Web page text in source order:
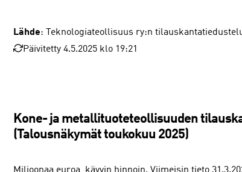
Lähde: Teknologiateollisuus ry:n
Päivitetty 4.5.2025 klo 19:21
Kone- ja metallituoteteollisuuden
(Talousnäkymät toukokuu 2025)
Miljoonaa euroa, käyvin hinnoin. Viimeisin tieto